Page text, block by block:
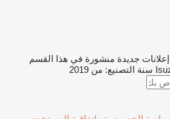
جديدة منشورة في هذا القسم
سنة التصنيع: من 2019